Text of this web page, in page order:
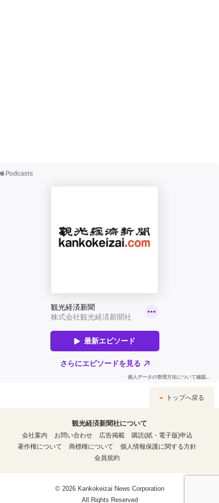
トップへ戻る
観光経済新聞社について
会社案内
お問い合わせ 広告掲載
購読(紙・電子版)申込
著作権について
商標権について
個人情報保護に関する方針
会員規約
© 2026 Kankokeizai News Corporation
All Rights Reserved